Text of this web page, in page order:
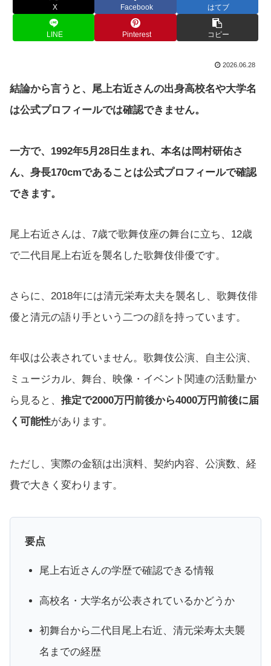
X Facebook はてブ
LINE Pinterest コピー
2026.06.28
結論から言うと、尾上右近さんの出身高校名や大学名
は公式プロフィールでは確認できません。
一方で、1992年5月28日生まれ、本名は岡村研佑さ
ん、身長170cmであることは公式プロフィールで確認
できます。
尾上右近さんは、7歳で歌舞伎座の舞台に立ち、12歳
で二代目尾上右近を襲名した歌舞伎俳優です。
さらに、2018年には清元栄寿太夫を襲名し、歌舞伎俳
優と清元の語り手という二つの顔を持っています。
年収は公表されていません。歌舞伎公演、自主公演、
ミュージカル、舞台、映像・イベント関連の活動量か
ら見ると、 推定で2000万円前後から4000万円前後に届
く可能性があります。
ただし、実際の金額は出演料、契約内容、公演数、経
費で大きく変わります。
要点
尾上右近さんの学歴で確認できる情報
高校名・大学名が公表されているかどうか
初舞台から二代目尾上右近、清元栄寿太夫襲
名までの経歴